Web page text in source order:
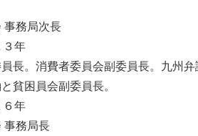
事務局次長
３年
長。消費者委員会副委員長。九州
貧困員会副委員長。
６年
事務局長